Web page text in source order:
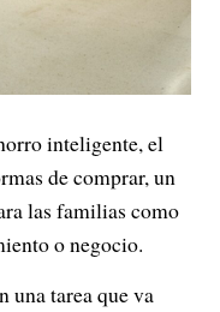
inteligente, el
de comprar, un
las familias como
o negocio.
una tarea que va